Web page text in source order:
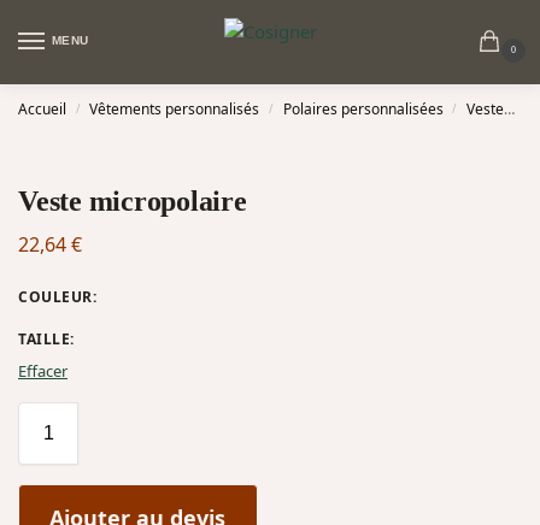
MENU
0
Accueil / Vêtements personnalisés / Polaires personnalisées / Vestes polaire personnalisées
Veste micropolaire
22,64€
COULEUR:
TAILLE:
Effacer
Ajouter au devis